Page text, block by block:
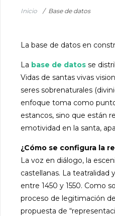
Inicio / Base de datos
La base de datos en
La base de datos se
Vidas de santas vivas
seres sobrenaturales
enfoque toma como
estancos, sino que están
emotividad en la santa,
¿Cómo se configura la
La voz en diálogo, la
castellanas. La
entre 1450 y 1550. Como
proceso de legitimación
propuesta de